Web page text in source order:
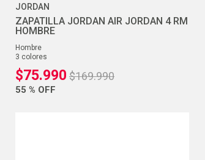
JORDAN
ZAPATILLA JORDAN AIR JORDAN 4 RM
HOMBRE
hombre
3 colores
$75.990 $169.990
55 % OFF